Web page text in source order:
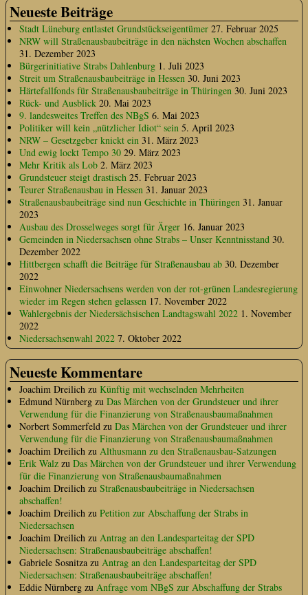
Neueste Beiträge
Stadt Lüneburg entlastet Grundstückseigentümer 27. Februar 2025
NRW will Straßenausbaubeiträge in den nächsten Wochen abschaffen
31. Dezember 2023
Bürgerinitiative Strabs Dahlenburg 1. Juli 2023
Streit um Straßenausbaubeiträge in Hessen 30. Juni 2023
Härtefallfonds für Straßenausbaubeiträge in Thüringen 30. Juni 2023
Rück- und Ausblick 20. Mai 2023
9. landesweites Treffen des NBgS 6. Mai 2023
Politiker will kein „nützlicher Idiot“ sein 5. April 2023
NRW – Gesetzgeber knickt ein 31. März 2023
Und ewig lockt Tempo 30 29. März 2023
Mehr Kritik als Lob 2. März 2023
Grundsteuer steigt drastisch 25. Februar 2023
Teurer Straßenausbau in Hessen 31. Januar 2023
Straßenausbaubeiträge sind nun Geschichte in Thüringen 31. Januar
2023
Ausbau des Drosselweges sorgt für Ärger 16. Januar 2023
Gemeinden in Niedersachsen ohne Strabs – Unser Kenntnisstand 30.
Dezember 2022
Hittbergen schafft die Beiträge für Straßenausbau ab 30. Dezember
2022
Einwohner Niedersachsens werden von der rot-grünen Landesregierung
wieder im Regen stehen gelassen 17. November 2022
Wahlergebnis der Niedersächsischen Landtagswahl 2022 1. November
2022
Niedersachsenwahl 2022 7. Oktober 2022
Neueste Kommentare
Joachim Dreilich zu Künftig mit wechselnden Mehrheiten
Edmund Nürnberg zu Das Märchen von der Grundsteuer und ihrer
Verwendung für die Finanzierung von Straßenausbaumaßnahmen
Norbert Sommerfeld zu Das Märchen von der Grundsteuer und ihrer
Verwendung für die Finanzierung von Straßenausbaumaßnahmen
Joachim Dreilich zu Althusmann zu den Straßenausbau-Satzungen
Erik Walz zu Das Märchen von der Grundsteuer und ihrer Verwendung
für die Finanzierung von Straßenausbaumaßnahmen
Joachim Dreilich zu Straßenausbaubeiträge in Niedersachsen
abschaffen!
Joachim Dreilich zu Petition zur Abschaffung der Strabs in
Niedersachsen
Joachim Dreilich zu Antrag an den Landesparteitag der SPD
Niedersachsen: Straßenausbaubeiträge abschaffen!
Gabriele Sosnitza zu Antrag an den Landesparteitag der SPD
Niedersachsen: Straßenausbaubeiträge abschaffen!
Eddie Nürnberg zu Anfrage vom NBgS zur Abschaffung der Strabs